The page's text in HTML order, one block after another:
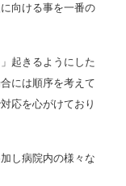
向ける事を一番の
起きるようにした
には順序を考えて
応を心がけており
し病院内の様々な